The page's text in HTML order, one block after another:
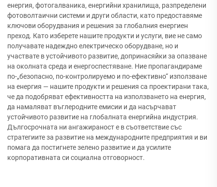
енергия, фотогалваника, енергийни хранилища, разпределени
фотоволтаични системи и други области, като предоставяме
ключови оборудвания и решения за глобалния енергиен
преход. Като изберете нашите продукти и услуги, вие не само
получавате надеждно електрическо оборудване, но и
участвате в устойчивото развитие, допринасяйки за опазване
на околната среда и енергоспестяване. Ние пропагандираме
по-„безопасно, по-контролируемо и по-ефективно“ използване
на енергия — нашите продукти и решения са проектирани така,
че да подобряват ефективността на използването на енергия,
да намаляват въглеродните емисии и да насърчават
устойчивото развитие на глобалната енергийна индустрия.
Дългосрочната ни ангажираност е в съответствие със
стратегиите за развитие на международните предприятия и ви
помага да постигнете зелено развитие и да усилите
корпоративната си социална отговорност.